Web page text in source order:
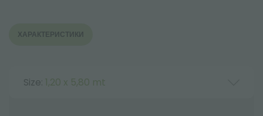
ХАРАКТЕРИСТИКИ
Size: 1,20 x 5,80 mt